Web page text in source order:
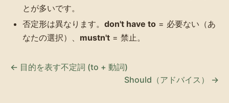
とが多いです。
否定形は異なります。 don't have to = 必要ない（あ
なたの選択）、 mustn't = 禁止。
← 目的を表す不定詞 (to + 動詞)
Should（アドバイス） →